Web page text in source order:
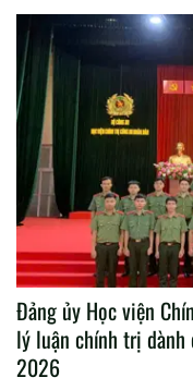
Đảng ủy Học viện
lý luận chính trị
2026